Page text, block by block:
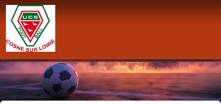
Panneau de gestion des cookies